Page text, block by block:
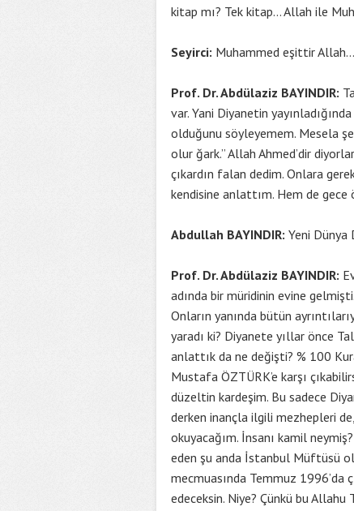
kitap mı? Tek kitap… Allah ile
Seyirci: Muhammed eşittir Allah…
Prof. Dr. Abdülaziz BAYINDIR:
var. Yani Diyanetin
olduğunu söyleyemem. Mesela
olur ğark.” Allah Ahmed’dir
çıkardın falan dedim. Onlara
kendisine anlattım. Hem de gece
Abdullah BAYINDIR: Yeni Dünya
Prof. Dr. Abdülaziz BAYINDIR:
adında bir müridinin evine
Onların yanında bütün
yaradı ki? Diyanete yıllar önce
anlattık da ne değişti? % 100
Mustafa ÖZTÜRK’e karşı
düzeltin kardeşim. Bu sadece
derken inançla ilgili mezhepleri
okuyacağım. İnsanı kamil
eden şu anda İstanbul Müftüsü
mecmuasında Temmuz
edeceksin. Niye? Çünkü bu Allahu